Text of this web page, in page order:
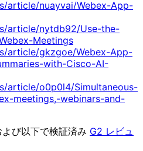
article/nuayvai/Webex-App-
article/nytdb92/Use-the-
Meetings
article/gkzgoe/Webex-App-
with-Cisco-AI-
article/o0p0l4/Simultaneous-
meetings,-webinars-and-
び以下で検証済み G2 レビュ